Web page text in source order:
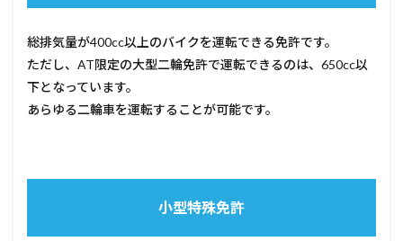
総排気量が400cc以上のバイクを運転できる免許です。
ただし、AT限定の大型二輪免許で運転できるのは、650cc以
下となっています。
あらゆる二輪車を運転することが可能です。
小型特殊免許